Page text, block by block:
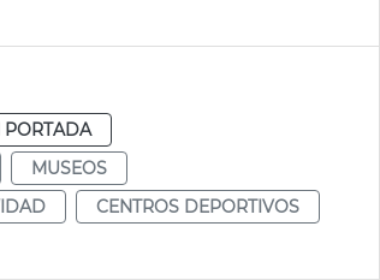
PORTADA
MUSEOS
CENTROS DEPORTIVOS